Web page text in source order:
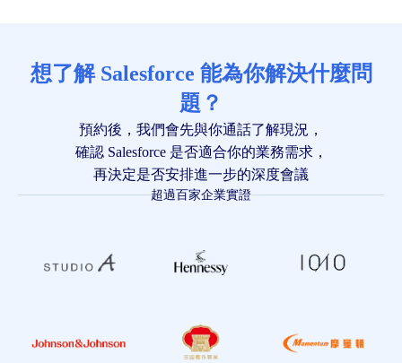
想了解 Salesforce 能為你解決什麼問
題？
預約後，我們會先與你通話了解現況，
確認 Salesforce 是否適合你的業務需求，
再決定是否安排進一步的深度會議
超過百家企業實證